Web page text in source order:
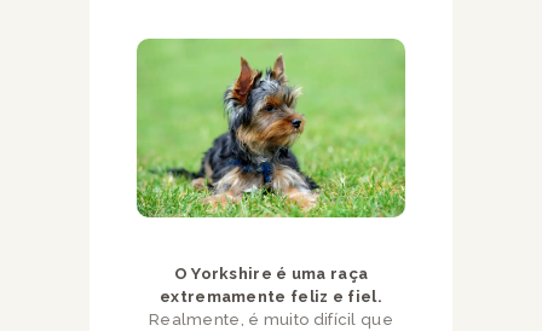
O Yorkshire é uma raça
extremamente feliz e fiel.
Realmente, é muito difícil que